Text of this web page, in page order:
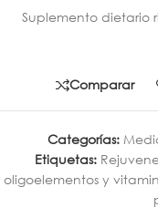
Suplemento dietario
Comparar
Categorías:
Etiquetas:
oligoelementos y